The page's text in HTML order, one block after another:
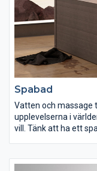
Spabad
Vatten och massage
upplevelserna i
vill. Tänk att ha ett
din familj och vänner